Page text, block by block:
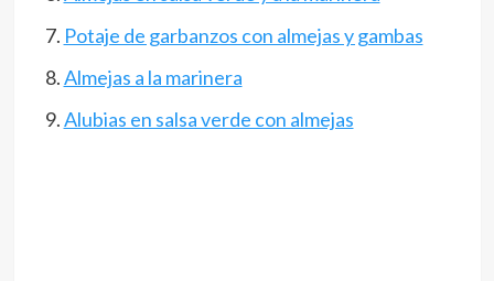
Potaje de garbanzos con almejas y gambas
Almejas a la marinera
Alubias en salsa verde con almejas